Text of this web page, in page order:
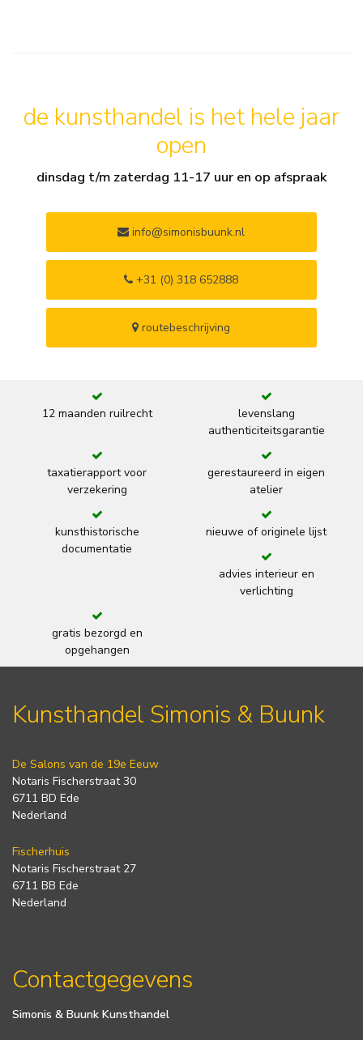
de kunsthandel is het hele jaar
open
dinsdag t/m zaterdag 11-17 uur en op afspraak
info@simonisbuunk.nl
+31 (0) 318 652888
routebeschrijving
12 maanden ruilrecht
levenslang
authenticiteitsgarantie
taxatierapport voor
verzekering
gerestaureerd in eigen
atelier
kunsthistorische
documentatie
nieuwe of originele lijst
advies interieur en
verlichting
gratis bezorgd en
opgehangen
Kunsthandel Simonis & Buunk
De Salons van de 19e Eeuw
Notaris Fischerstraat 30
6711 BD Ede
Nederland
Fischerhuis
Notaris Fischerstraat 27
6711 BB Ede
Nederland
Contactgegevens
Simonis & Buunk Kunsthandel